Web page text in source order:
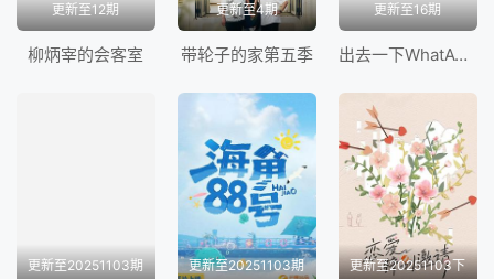
更新至12期
柳炳宰的会客室
更新至4期
带轮子的家第五季‎‎
更新至16期
出去一下WhatATrip
更新至20251103期 更新至20251103期 更新至20251103下